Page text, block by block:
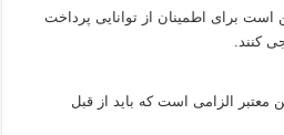
برای اطمینان از توانایی پرداخت
کنند.
معتبر الزامی است که باید از قبل